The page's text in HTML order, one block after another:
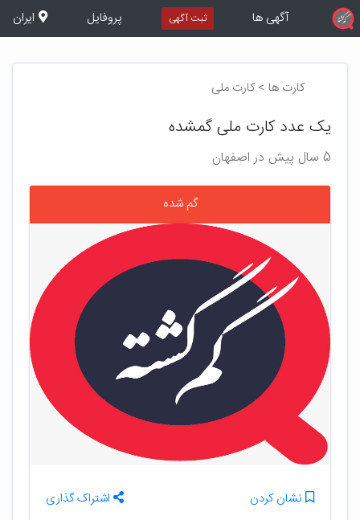
آگهی ها ثبت آگهی پروفایل ایران
کارت ها > کارت ملی
یک عدد کارت ملی گمشده
5 سال پیش در اصفهان
گم شده
نشان کردن اشتراک گذاری